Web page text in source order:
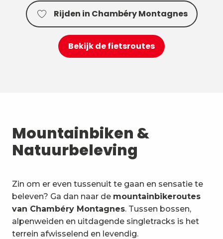
Rijden in Chambéry Montagnes
Bekijk de fietsroutes
Mountainbiken &
Natuurbeleving
Zin om er even tussenuit te gaan en sensatie te
beleven? Ga dan naar de mountainbikeroutes
van Chambéry Montagnes. Tussen bossen,
alpenweiden en uitdagende singletracks is het
terrein afwisselend en levendig.